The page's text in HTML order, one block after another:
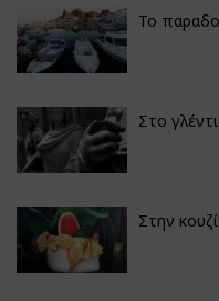
Το
Στο
Στην